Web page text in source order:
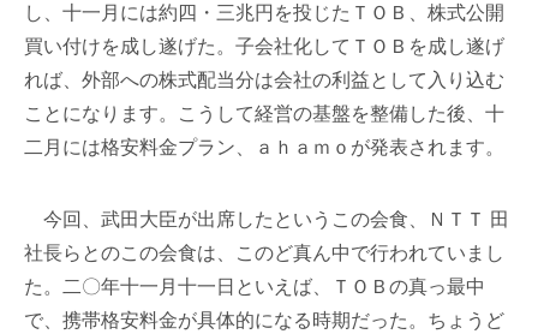
し、十一月には約四・三兆円を投じたＴＯＢ、株式公開
買い付けを成し遂げた。子会社化してＴＯＢを成し遂げ
れば、外部への株式配当分は会社の利益として入り込む
ことになります。こうして経営の基盤を整備した後、十
二月には格安料金プラン、ａｈａｍｏが発表されます。
今回、武田大臣が出席したというこの会食、ＮＴＴ 田
社長らとのこの会食は、このど真ん中で行われていまし
た。二〇年十一月十一日といえば、ＴＯＢの真っ最中
で、携帯格安料金が具体的になる時期だった。ちょうど